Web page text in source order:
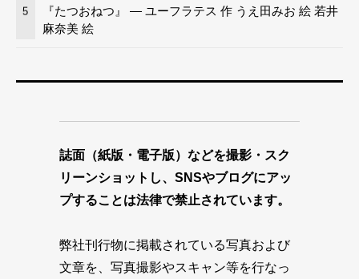
5
『たつおねつ』 — ユーフラテス 作 うえ田みお 絵 若井
麻奈美 絵
誌面（紙版・電子版）などを撮影・スク
リーンショットし、SNSやブログにアッ
プすることは法律で禁止されています。
弊社刊行物に掲載されている写真および
文章を、写真撮影やスキャン等を行なっ